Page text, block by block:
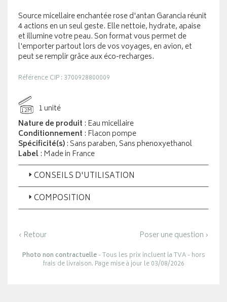
Source micellaire enchantée rose d'antan Garancia réunit
4 actions en un seul geste. Elle nettoie, hydrate, apaise
et illumine votre peau. Son format vous permet de
l'emporter partout lors de vos voyages, en avion, et
peut se remplir grâce aux éco-recharges.
Référence CIP : 3700928800009
12M
1 unité
Nature de produit : Eau micellaire
Conditionnement : Flacon pompe
Spécificité(s): Sans paraben, Sans phenoxyethanol
Label: Made in France
CONSEILS D'UTILISATION
COMPOSITION
‹ Retour Poser une question ›
Photo non contractuelle- Tous les prix incluent la TVA - hors
frais de livraison. Page mise à jour le 03/08/2026